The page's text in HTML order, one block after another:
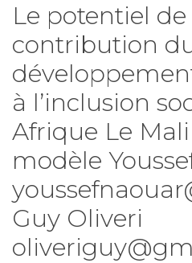
Le potentiel de
contribution
à l’inclusion
Afrique Le
modèle
Guy Oliveri